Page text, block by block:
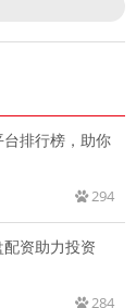
排行榜，助你
294
资助力投资
284